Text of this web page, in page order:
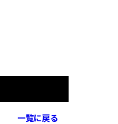
一覧に戻る